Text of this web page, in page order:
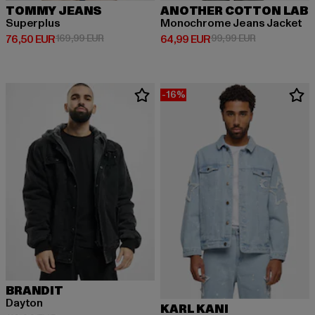
TOMMY JEANS
Superplus
76,50 EUR
Derzeitiger Preis: 76,50 EUR
169,99 EURAktionspreis: 169,99 EUR
ANOTHER COTTON LAB
Monochrome Jeans Jacket
64,99 EUR
Derzeitiger Preis: 64,99 EUR
99,99 EURAktionspreis:
BRANDIT
Dayton
-16%
KARL KANI